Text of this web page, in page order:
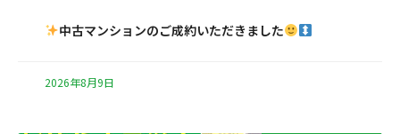
中古マンションのご成約いただきました
2026年8月9日